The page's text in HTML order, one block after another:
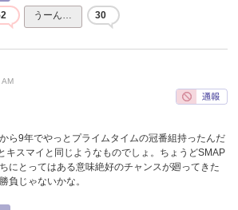
うーん… 30
ら9年でやっとプライムタイムの冠番組持ったんだ
キスマイと同じようなものでしょ。ちょうどSMAP
にとってはある意味絶好のチャンスが廻ってきた
負じゃないかな。